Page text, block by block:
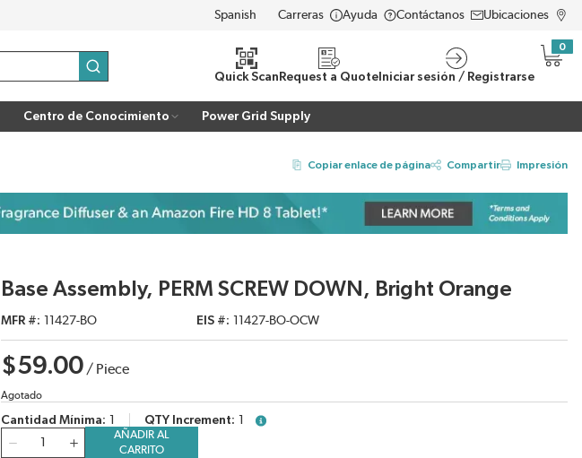
LANGUAGE
Carreras Ayuda Contáctanos Ubicaciones
enviar búsqueda
Quick Scan Request a Quote Iniciar sesión / Registrarse
0
{0}
Centro de Conocimiento Power Grid Supply
Copiar enlace de página Compartir Impresión
Base Assembly, PERM SCREW DOWN, Bright Orange
MFR # 11427-BO EIS # 11427-BO-OCW
$59.00 / Piece
Agotado
Cantidad Mínima QTY Increment
more info
Cantidad
AÑADIR AL
CARRITO